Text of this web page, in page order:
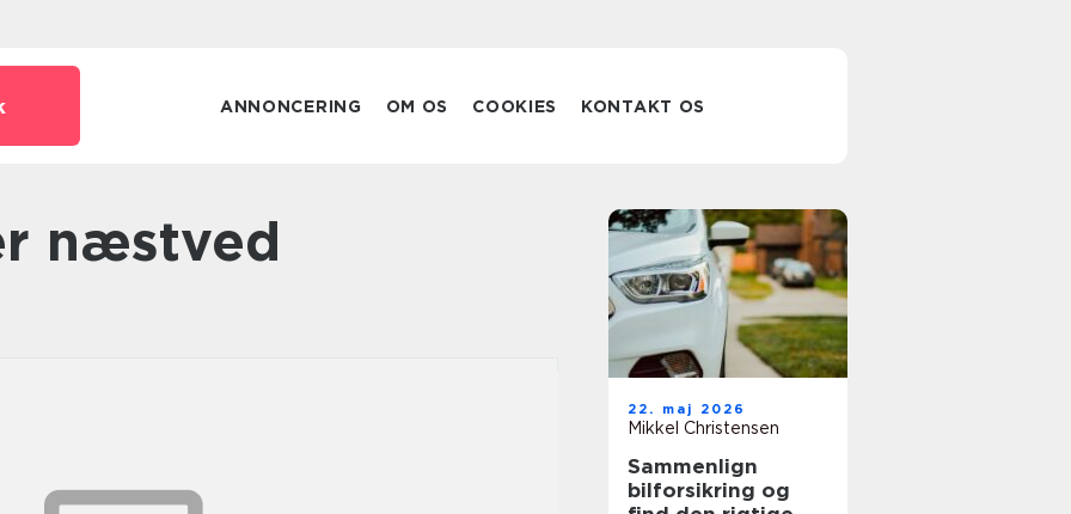
ANNONCERING OM OS COOKIES KONTAKT OS
næstved
22. maj 2026
Mikkel Christensen
Sammenlign
bilforsikring og